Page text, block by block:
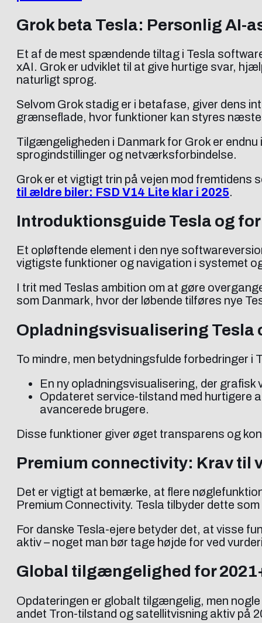
Grok beta Tesla: Personlig AI-
Et af de mest spændende tiltag i Tesla
xAI. Grok er udviklet til at give hurtige svar,
naturligt sprog.
Selvom Grok stadig er i betafase, giver dens
grænseflade, hvor funktioner kan styres
Tilgængeligheden i Danmark for Grok er
sprogindstillinger og netværksforbindelse.
Grok er et vigtigt trin på vejen mod fremtidens
til ældre biler: FSD V14 Lite klar i 2025.
Introduktionsguide Tesla og
Et opløftende element i den nye
vigtigste funktioner og navigation i systemet
I trit med Teslas ambition om at gøre
som Danmark, hvor der løbende tilføres nye
Opladningsvisualisering
To mindre, men betydningsfulde forbedringer
En ny opladningsvisualisering, der
Opdateret service-tilstand med hurtigere
avancerede brugere.
Disse funktioner giver øget transparens og
Premium connectivity: Krav til
Det er vigtigt at bemærke, at flere
Premium Connectivity. Tesla tilbyder dette
For danske Tesla-ejere betyder det, at visse
aktiv – noget man bør tage højde for ved
Global tilgængelighed for
Opdateringen er globalt tilgængelig, men
andet Tron-tilstand og satellitvisning aktiv på